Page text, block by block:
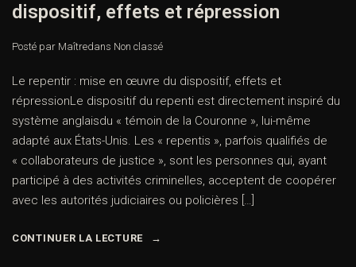
dispositif, effets et répression
Posté par Maîtredans Non classé
Le repentir : mise en œuvre du dispositif, effets et
répressionLe dispositif du repenti est directement inspiré du
système anglaisdu « témoin de la Couronne », lui-même
adapté aux États-Unis. Les « repentis », parfois qualifiés de
« collaborateurs de justice », sont les personnes qui, ayant
participé à des activités criminelles, acceptent de coopérer
avec les autorités judiciaires ou policières […]
CONTINUER LA LECTURE